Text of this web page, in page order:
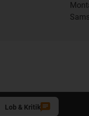
Lob & Kritik